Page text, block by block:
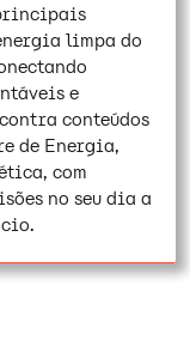
limpa do
e
conteúdos
de Energia,
com
no seu dia a